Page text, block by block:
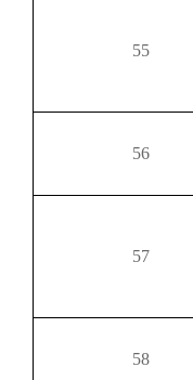
55
56
57
58